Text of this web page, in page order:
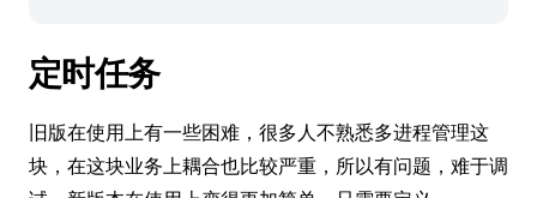
定时任务
旧版在使用上有一些困难，很多人不熟悉多进程管理这
块，在这块业务上耦合也比较严重，所以有问题，难于调